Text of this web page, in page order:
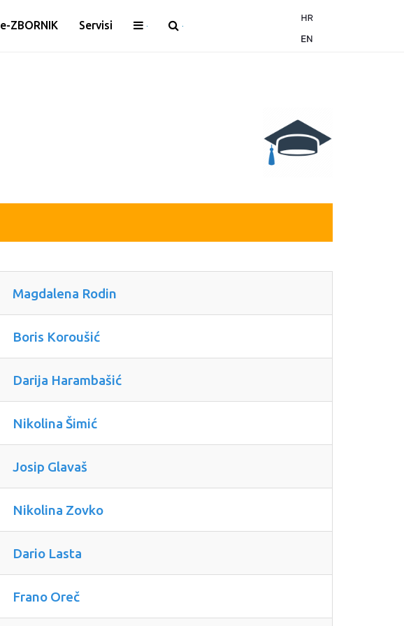
e-ZBORNIK Servisi
Magdalena Rodin
Boris Koroušić
Darija Harambašić
Nikolina Šimić
Josip Glavaš
Nikolina Zovko
Dario Lasta
Frano Oreč